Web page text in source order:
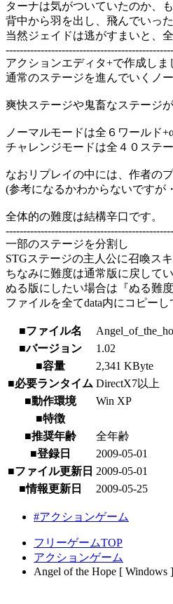
ターナは気がついていたのか、
背中から羽を出し、飛んでいった
当然ジェイドは逃がすまいと、
アクションエディタ+で作成しま
通常のステージを進んでいくノ
爽快ステージや鬼畜なステージ
ノーマルモードは全６ワールド
チャレンジモードは全４０ステ
なおリプレイの中には、作者の
(参考になるかわからないですが
全体的の難度は結構辛口です。
一部のステージを分割し
STGステージの主人公に召喚ス
ちなみに難度は通常版に戻して
ぬる版にしたい場合は『ぬる難
ファイルを全てdata内にコピーし
■ファイル名
■バージョン
1.02
■容量
2,341 KByte
■必要ランタイム DirectX7以上
■動作環境
Win XP
■特徴
■推奨年齢
全年齢
■登録日
2009-05-01
■ファイル更新日 2009-05-01
■情報更新日
2009-05-25
#アクションゲーム
フリーゲームTOP
アクションゲーム
Angel of the Hope [ Windows ]